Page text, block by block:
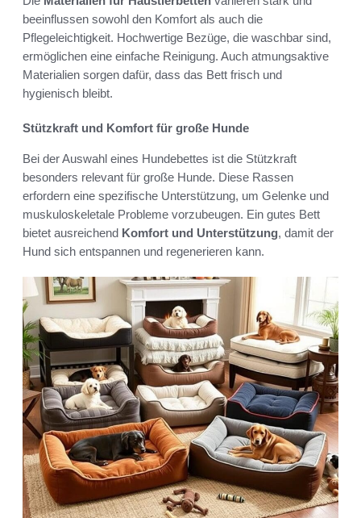
beeinflussen sowohl den Komfort als auch die
Pflegeleichtigkeit. Hochwertige Bezüge, die waschbar sind,
ermöglichen eine einfache Reinigung. Auch atmungsaktive
Materialien sorgen dafür, dass das Bett frisch und
hygienisch bleibt.
Stützkraft und Komfort für große Hunde
Bei der Auswahl eines Hundebettes ist die Stützkraft
besonders relevant für große Hunde. Diese Rassen
erfordern eine spezifische Unterstützung, um Gelenke und
muskuloskeletale Probleme vorzubeugen. Ein gutes Bett
bietet ausreichend Komfort und Unterstützung, damit der
Hund sich entspannen und regenerieren kann.